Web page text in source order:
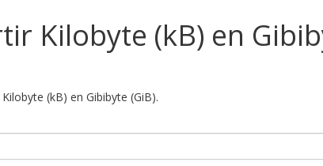
Kilobyte (kB) en
(kB) en Gibibyte (GiB).